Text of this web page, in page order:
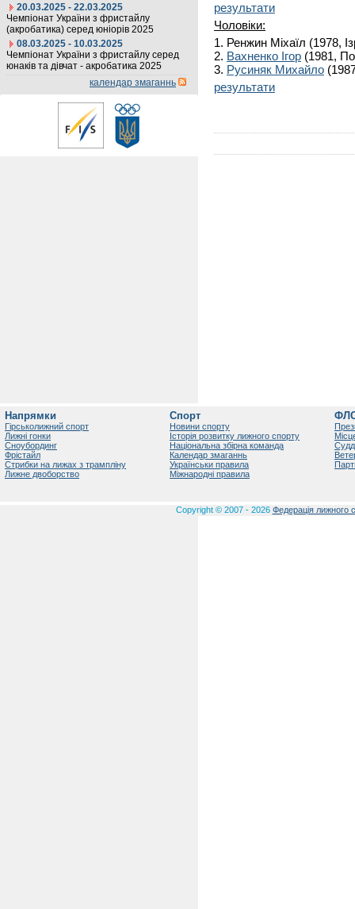
20.03.2025 - 22.03.2025
Чемпіонат України з фристайлу
(акробатика) серед юніорів 2025
08.03.2025 - 10.03.2025
Чемпіонат України з фристайлу серед
юнаків та дівчат - акробатика 2025
календар змаганнь
результати
Чоловіки:
1. Ренжин Міхаїл (1978,
2. Вахненко Ігор (1981,
3. Русиняк Михайло
результати
Напрямки
Гірськолижний спорт
Лижні гонки
Сноубординг
Фрістайл
Стрибки на лижах з трампліну
Лижне двоборство
Спорт
Новини спорту
Історія розвитку лижного спорту
Національна збірна команда
Календар змаганнь
Українськи правила
Міжнародні правила
Copyright © 2007 - 2026 Федерація лижного